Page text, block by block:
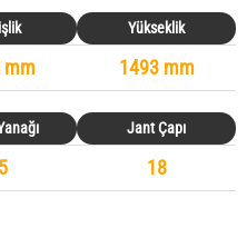
Yükseklik
mm 1493 mm
Jant Çapı
18